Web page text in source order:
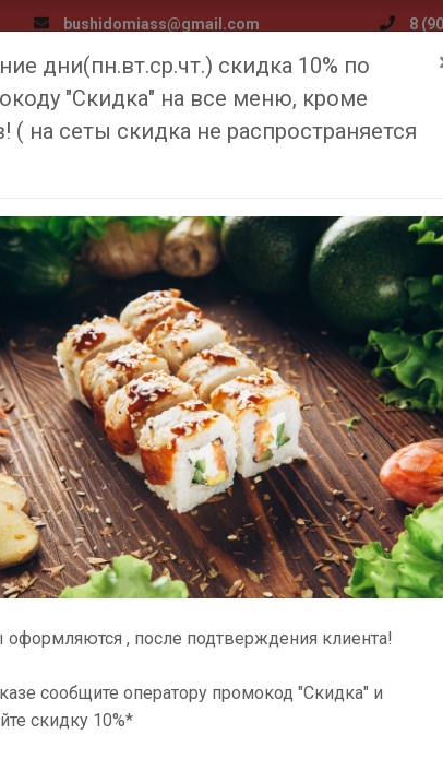
bushidomiass@gmail.com 8
Доставка и оплата Медиа О
ПИЦЦА
Главная Меню Венская пицца
590₽
дни(пн.вт.ср.чт.) скидка 10% по
"Скидка" на все меню, кроме
( на сеты скидка не распространяется
оформляются , после подтверждения клиента!
сообщите оператору промокод "Скидка" и
скидку 10%*